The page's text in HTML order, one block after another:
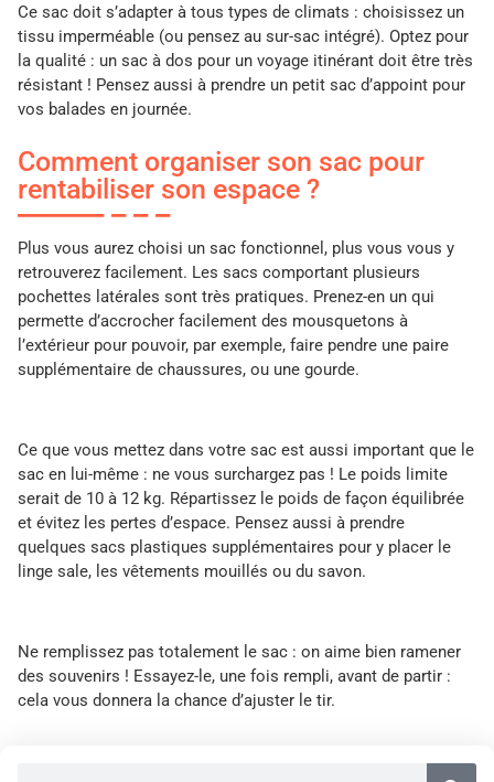
Ce sac doit s’adapter à tous types de climats : choisissez un
tissu imperméable (ou pensez au sur-sac intégré). Optez pour
la qualité : un sac à dos pour un voyage itinérant doit être très
résistant ! Pensez aussi à prendre un petit sac d’appoint pour
vos balades en journée.
Comment organiser son sac pour
rentabiliser son espace ?
Plus vous aurez choisi un sac fonctionnel, plus vous vous y
retrouverez facilement. Les sacs comportant plusieurs
pochettes latérales sont très pratiques. Prenez-en un qui
permette d’accrocher facilement des mousquetons à
l’extérieur pour pouvoir, par exemple, faire pendre une paire
supplémentaire de chaussures, ou une gourde.
Ce que vous mettez dans votre sac est aussi important que le
sac en lui-même : ne vous surchargez pas ! Le poids limite
serait de 10 à 12 kg. Répartissez le poids de façon équilibrée
et évitez les pertes d’espace. Pensez aussi à prendre
quelques sacs plastiques supplémentaires pour y placer le
linge sale, les vêtements mouillés ou du savon.
Ne remplissez pas totalement le sac : on aime bien ramener
des souvenirs ! Essayez-le, une fois rempli, avant de partir :
cela vous donnera la chance d’ajuster le tir.